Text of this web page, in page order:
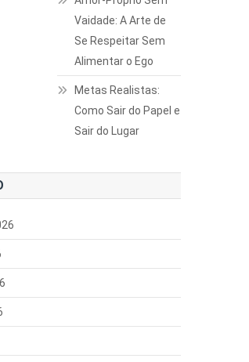
Vaidade: A Arte de
Se Respeitar Sem
Alimentar o Ego
Metas Realistas:
Como Sair do Papel e
Sair do Lugar